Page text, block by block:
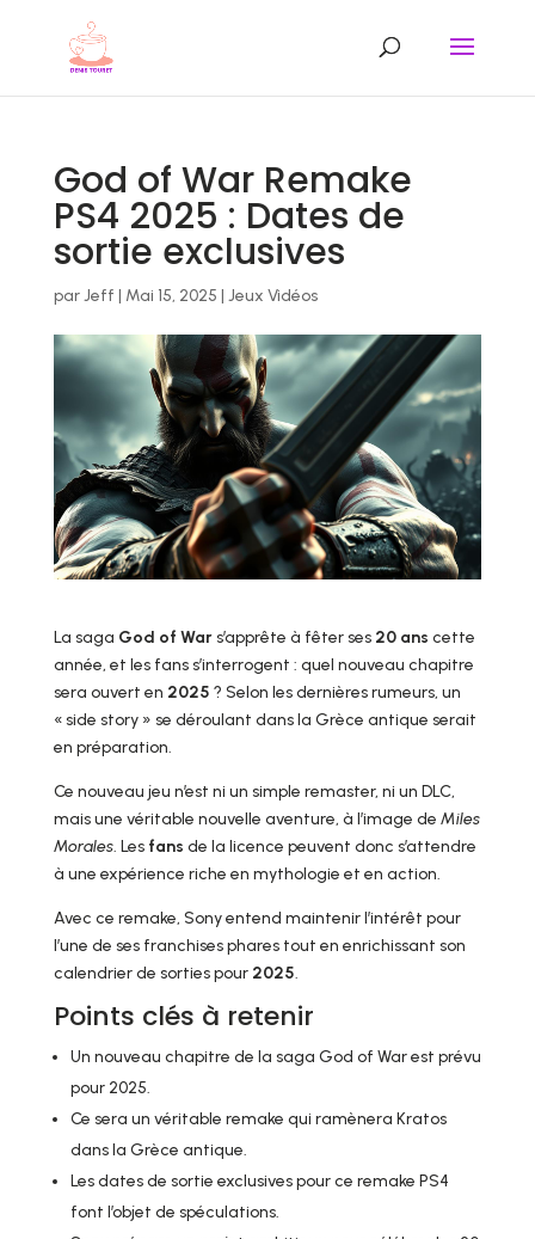
God of War Remake
PS4 2025 : Dates de
sortie exclusives
parJeff | Mai 15, 2025 | Jeux Vidéos
La saga God of Wars’apprête à fêter ses 20 ans cette
année, et les fans s’interrogent : quel nouveau chapitre
sera ouvert en 2025 ? Selon les dernières rumeurs, un
« side story » se déroulant dans la Grèce antique serait
en préparation.
Ce nouveau jeu n’est ni un simple remaster, ni un DLC,
mais une véritable nouvelle aventure, à l’image de Miles
Morales. Les fans de la licence peuvent donc s’attendre
à une expérience riche en mythologie et en action.
Avec ce remake, Sony entend maintenir l’intérêt pour
l’une de ses franchises phares tout en enrichissant son
calendrier de sorties pour 2025.
Points clés à retenir
Un nouveau chapitre de la saga God of War est prévu
pour 2025.
Ce sera un véritable remake qui ramènera Kratos
dans la Grèce antique.
Les dates de sortie exclusives pour ce remake PS4
font l’objet de spéculations.